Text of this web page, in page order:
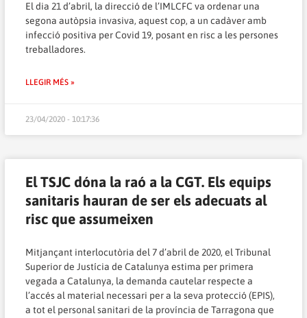
El dia 21 d’abril, la direcció de l’IMLCFC va ordenar una
segona autòpsia invasiva, aquest cop, a un cadàver amb
infecció positiva per Covid 19, posant en risc a les persones
treballadores.
LLEGIR MÉS »
23/04/2020 - 10:17:36
El TSJC dóna la raó a la CGT. Els equips
sanitaris hauran de ser els adecuats al
risc que assumeixen
Mitjançant interlocutòria del 7 d’abril de 2020, el Tribunal
Superior de Justícia de Catalunya estima per primera
vegada a Catalunya, la demanda cautelar respecte a
l’accés al material necessari per a la seva protecció (EPIS),
a tot el personal sanitari de la província de Tarragona que